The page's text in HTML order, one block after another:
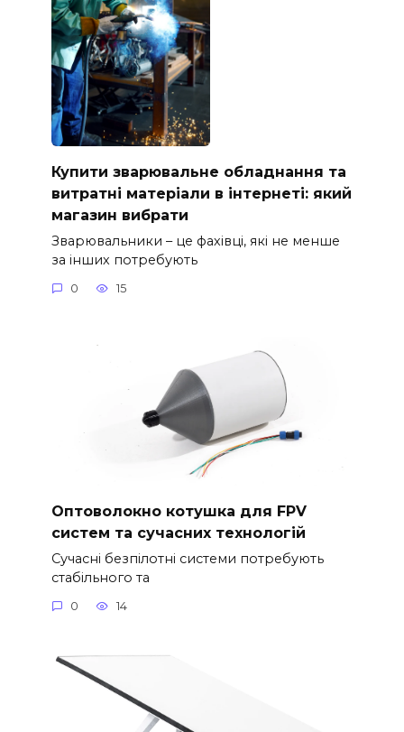
Купити зварювальне обладнання та
витратні матеріали в інтернеті: який
магазин вибрати
Зварювальники – це фахівці, які не менше
за інших потребують
0 15
Оптоволокно котушка для FPV
систем та сучасних технологій
Сучасні безпілотні системи потребують
стабільного та
0 14